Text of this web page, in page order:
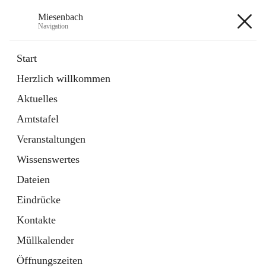
Miesenbach
Navigation
Start
Herzlich willkommen
Aktuelles
Amtstafel
Veranstaltungen
Wissenswertes
Dateien
Eindrücke
Kontakte
Müllkalender
Öffnungszeiten
Externe Webseite
in
Tab
Region Schneebergland
Externe Webseite
öffnet
in
neuem
Tab